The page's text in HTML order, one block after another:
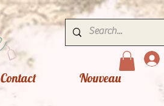
Contact Nouveau